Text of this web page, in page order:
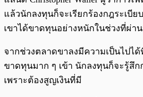
แล้วนักลงทุนก็จะเรียกร้องกฎระเบีย
เขาได้ขาดทุนอย่างหนักในช่วงที่ผ่า
จากช่วงตลาดขาลงมีความเป็นไปได้
ขาดทุนมาก ๆ เข้า นักลงทุนก็จะรู้สึก
เพราะต้องสูญเงินที่มี